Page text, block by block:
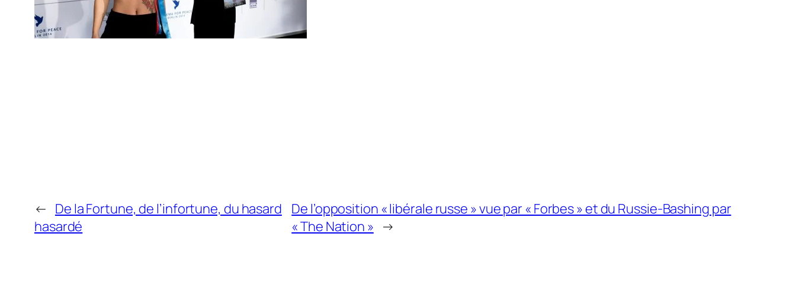
← De la Fortune, de l’infortune, du hasard
hasardé
De l’opposition « libérale russe » vue par « Forbes » et du Russie-Bashing par
« The Nation » →